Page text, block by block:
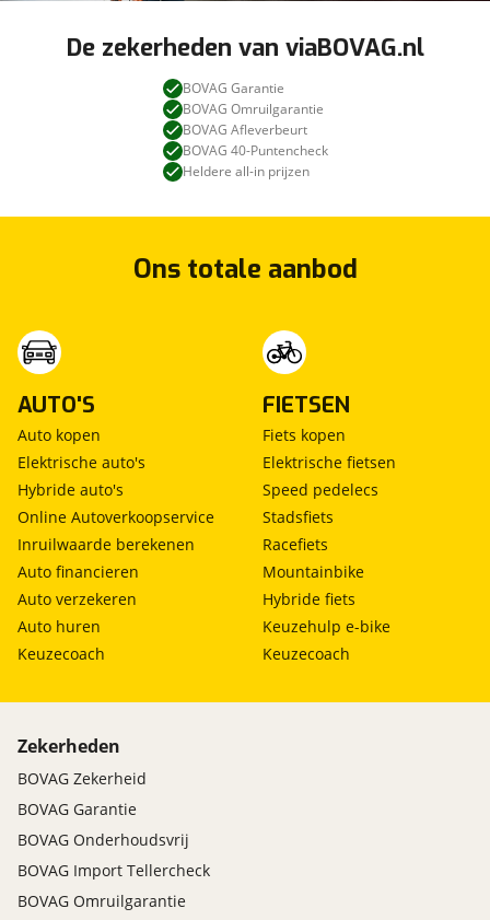
De zekerheden van viaBOVAG.nl
BOVAG Garantie
BOVAG Omruilgarantie
BOVAG Afleverbeurt
BOVAG 40-Puntencheck
Heldere all-in prijzen
Ons totale aanbod
AUTO'S
Auto kopen
Elektrische auto's
Hybride auto's
Online Autoverkoopservice
Inruilwaarde berekenen
Auto financieren
Auto verzekeren
Auto huren
Keuzecoach
FIETSEN
Fiets kopen
Elektrische fietsen
Speed pedelecs
Stadsfiets
Racefiets
Mountainbike
Hybride fiets
Keuzehulp e-bike
Keuzecoach
Zekerheden
BOVAG Zekerheid
BOVAG Garantie
BOVAG Onderhoudsvrij
BOVAG Import Tellercheck
BOVAG Omruilgarantie